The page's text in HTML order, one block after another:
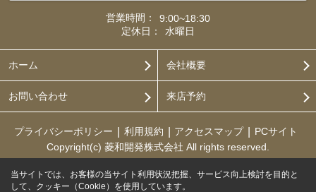
営業時間：
9:00~18:30
定休日：
水曜日
ホーム 会社概要
お問い合わせ 来店予約
プライバシーポリシー 利用規約 アクセスマップ
PCサイト
Copyright(c) 菱和開発株式会社 All rights reserved.
当サイトでは、お客様の当サイト利用状況把握、サービス向上検討を目的と
して、クッキー（Cookie）を使用しています。